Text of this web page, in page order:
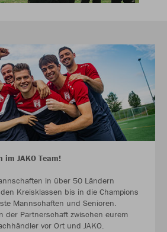
im JAKO Team!
in über 50 Ländern
Kreisklassen bis in die Champions
Mannschaften und Senioren.
der Partnerschaft zwischen eurem
vor Ort und JAKO.